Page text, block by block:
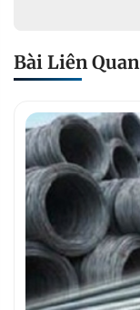
Bài Liên Quan